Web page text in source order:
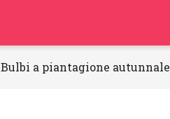
Bulbi a piantagione autunnale